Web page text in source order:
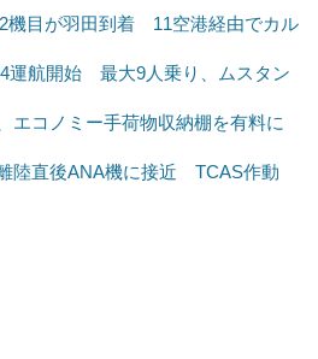
機目が羽田到着 11空港経由でカル
運航開始 最大9人乗り、ムスタン
エコノミー手荷物収納棚を有料に
陸直後ANA機に接近 TCAS作動